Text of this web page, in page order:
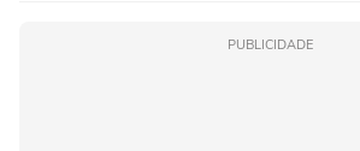
PUBLICIDADE